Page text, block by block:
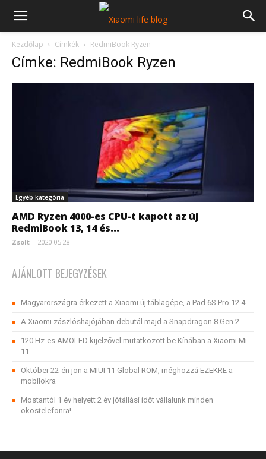
Kezdőlap Címkék RedmiBook Ryzen
Címke: RedmiBook Ryzen
Egyéb kategória
AMD Ryzen 4000-es CPU-t kapott az új
RedmiBook 13, 14 és...
Zsolt - 2020.05.28.
AJÁNLOTT BEJEGYZÉSEK
Magyarországra érkezett a Xiaomi új táblagépe, a Pad 6S Pro 12.4
A Xiaomi zászlóshajójában debütál majd a Snapdragon 8 Gen 2
120 Hz-es AMOLED kijelzővel mutatkozott be Kínában a Xiaomi Mi
11
Október 22-én jön a MIUI 11 Global ROM, méghozzá EZEKRE a
mobilokra
Mostantól 1 év helyett 2 év jótállási időt vállalunk minden
okostelefonra!